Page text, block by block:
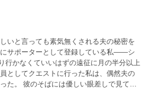
いと言っても素気無くされる夫の秘密を
行かなくていいはずの遠征に月の半分以上
としてクエストに行った私は、偶然夫の
た。 彼のそばには優しい眼差しで見てい